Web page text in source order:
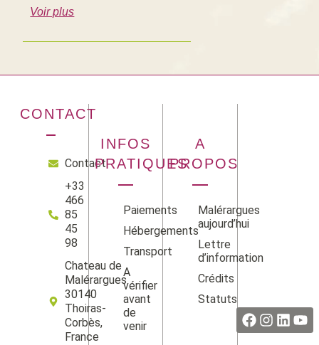
Voir plus
CONTACT
Contact
+33
466
85
45
98
Chateau de
Malérargues
30140
Thoiras-
Corbès,
France
INFOS
PRATIQUES
Paiements
Hébergements
Transport
A
vérifier
avant
de
venir
A
PROPOS
Malérargues
aujourd’hui
Lettre
d’information
Crédits
Statuts